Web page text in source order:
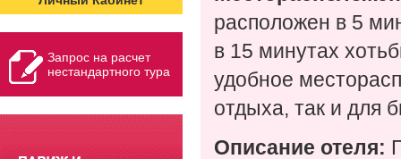
Запрос на расчет
нестандартного тура
расположен в 5
в 15 минутах
удобное
отдыха, так и для
Описание отеля: